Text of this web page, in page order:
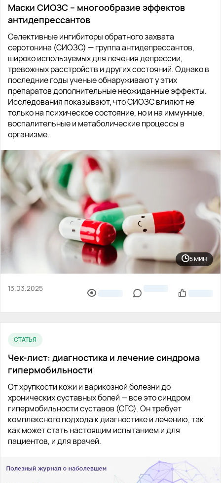
Маски СИОЗС – многообразие эффектов
антидепрессантов
Селективные ингибиторы обратного захвата
серотонина (СИОЗС) — группа антидепрессантов,
широко используемых для лечения депрессии,
тревожных расстройств и других состояний. Однако в
последние годы ученые обнаруживают у этих
препаратов дополнительные неожиданные эффекты.
Исследования показывают, что СИОЗС влияют не
только на психическое состояние, но и на иммунные,
воспалительные и метаболические процессы в
организме.
5 МИН
13.03.2025
СТАТЬЯ
Чек-лист: диагностика и лечение синдрома
гипермобильности
От хрупкости кожи и варикозной болезни до
хронических суставных болей — все это синдром
гипермобильности суставов (СГС). Он требует
комплексного подхода к диагностике и лечению, так
как может стать настоящим испытанием и для
пациентов, и для врачей.